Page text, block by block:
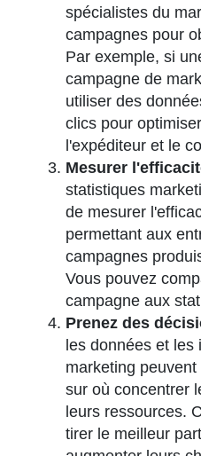
spécialistes du
campagnes pour
Par exemple, si
campagne de
utiliser des
clics pour
l'expéditeur et le
Mesurer
statistiques
de mesurer
permettant aux
campagnes
Vous pouvez
campagne aux
Prenez des
les données et
marketing
sur où concentrer
leurs ressources.
tirer le meilleur